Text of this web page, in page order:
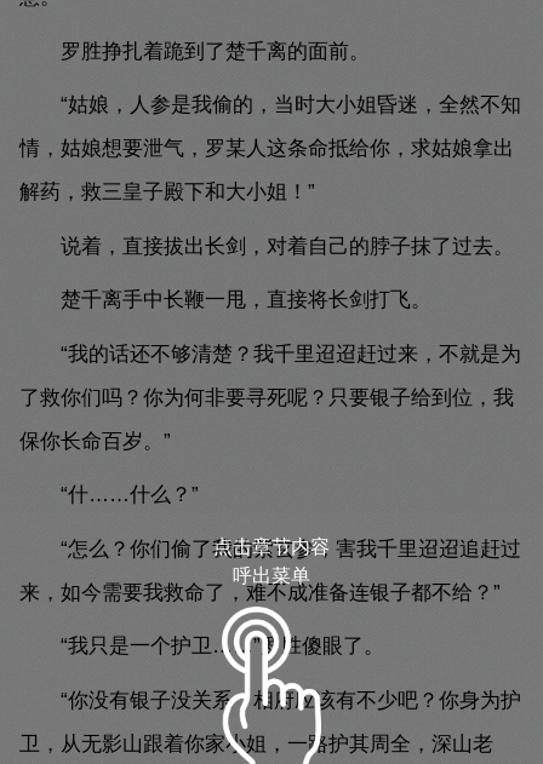
罗胜挣扎着跪到了楚千离的面前。
“姑娘，人参是我偷的，当时大小姐昏迷，全然不知
情，姑娘想要泄气，罗某人这条命抵给你，求姑娘拿出
解药，救三皇子殿下和大小姐！”
说着，直接拔出长剑，对着自己的脖子抹了过去。
楚千离手中长鞭一甩，直接将长剑打飞。
“我的话还不够清楚？我千里迢迢赶过来，不就是为
了救你们吗？你为何非要寻死呢？只要银子给到位，我
保你长命百岁。”
“什……什么？”
“怎么？你们偷了我的紫玄参，害我千里迢迢追赶过
来，如今需要我救命了，难不成准备连银子都不给？”
“我只是一个护卫……”罗胜傻眼了。
“你没有银子没关系，相府应该有不少吧？你身为护
卫，从无影山跟着你家小姐，一路护其周全，深山老
点击章节内容
呼出菜单